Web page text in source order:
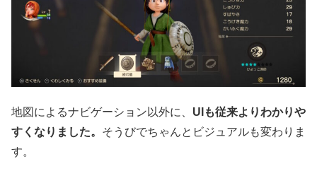
地図によるナビゲーション以外に、 UIも従来よりわかりや
すくなりました。 そうびでちゃんとビジュアルも変わりま
す。